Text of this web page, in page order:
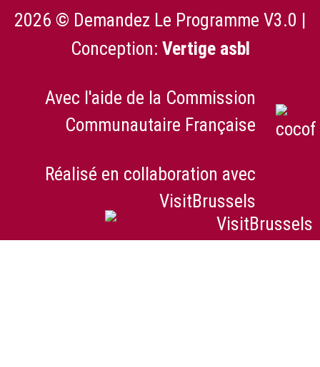
2026 © Demandez Le Programme V3.0 |
Conception: Vertige asbl
Avec l'aide de la Commission
Communautaire Française
Réalisé en collaboration avec
VisitBrussels